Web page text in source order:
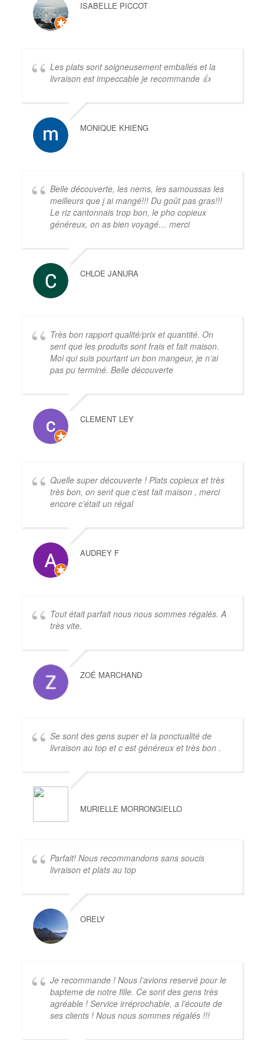
ISABELLE PICCOT
Les plats sont soigneusement emballés et la
livraison est impeccable je recommande 👍
MONIQUE KHIENG
Belle découverte, les nems, les samoussas les
meilleurs que j ai mangé!!! Du goût pas gras!!!
Le riz cantonnais trop bon, le pho copieux
généreux, on as bien voyagé… merci
CHLOE JANURA
Très bon rapport qualité/prix et quantité. On
sent que les produits sont frais et fait maison.
Moi qui suis pourtant un bon mangeur, je n’ai
pas pu terminé. Belle découverte
CLEMENT LEY
Quelle super découverte ! Plats copieux et très
très bon, on sent que c’est fait maison , merci
encore c’était un régal
AUDREY F
Tout était parfait nous nous sommes régalés. A
très vite.
ZOÉ MARCHAND
Se sont des gens super et la ponctualité de
livraison au top et c est généreux et très bon .
MURIELLE MORRONGIELLO
Parfait! Nous recommandons sans soucis
livraison et plats au top
ORELY
Je recommande ! Nous l’avions reservé pour le
bapteme de notre fille. Ce sont des gens très
agréable ! Service irréprochable, a l’écoute de
ses clients ! Nous nous sommes régalés !!!